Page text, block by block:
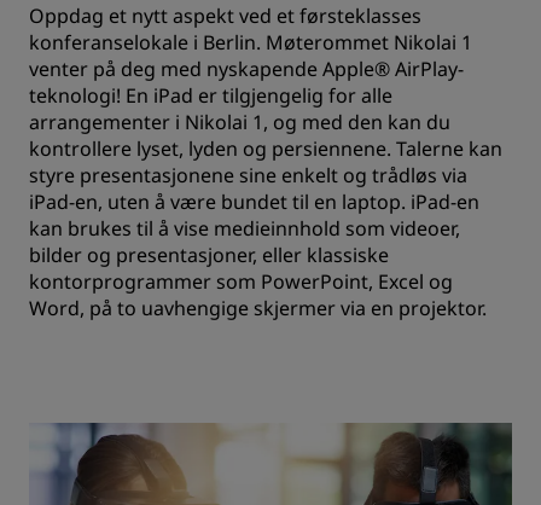
Oppdag et nytt aspekt ved et førsteklasses
konferanselokale i Berlin. Møterommet Nikolai 1
venter på deg med nyskapende Apple® AirPlay-
teknologi! En iPad er tilgjengelig for alle
arrangementer i Nikolai 1, og med den kan du
kontrollere lyset, lyden og persiennene. Talerne kan
styre presentasjonene sine enkelt og trådløs via
iPad-en, uten å være bundet til en laptop. iPad-en
kan brukes til å vise medieinnhold som videoer,
bilder og presentasjoner, eller klassiske
kontorprogrammer som PowerPoint, Excel og
Word, på to uavhengige skjermer via en projektor.